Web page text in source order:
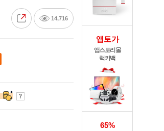
14,716
앱토가
앱스토리몰
럭키백
65%